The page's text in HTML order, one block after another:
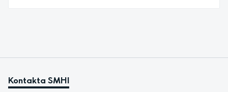
Kontakta SMHI